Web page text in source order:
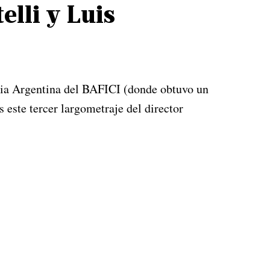
y Luis
Argentina del BAFICI (donde obtuvo un
este tercer largometraje del director